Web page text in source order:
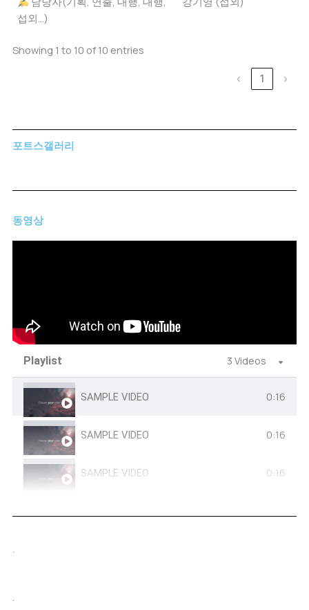
섭외...)
Showing 1 to 10 of 10 entries
‹ 1 ›
포트스갤러리
동영상
Playlist 3 Videos
SAMPLE VIDEO 0:16
SAMPLE VIDEO 0:16
SAMPLE VIDEO 0:16
.